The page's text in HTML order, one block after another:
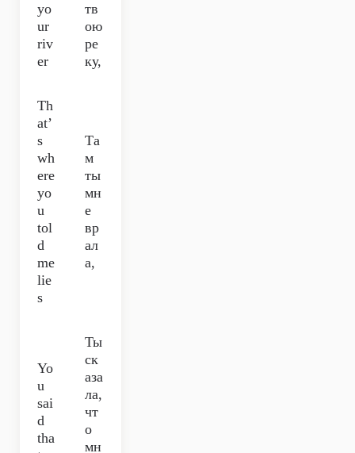
yo
ur
riv
er
тв
ою
ре
ку,
Th
at’
s
wh
ere
yo
u
tol
d
me
lie
s
Та
м
ты
мн
е
вр
ал
а,
Yo
u
sai
d
tha
Ты
ск
аза
ла,
чт
о
мн